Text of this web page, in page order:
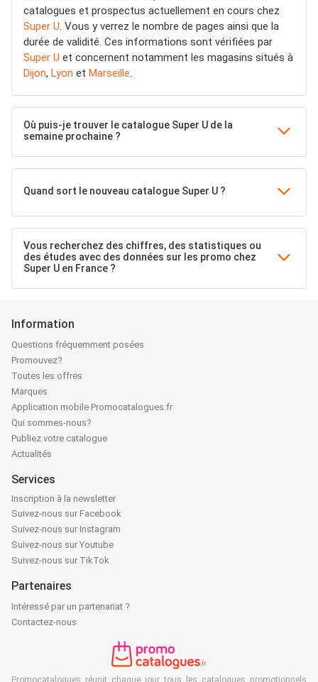
catalogues et prospectus actuellement en cours chez
Super U . Vous y verrez le nombre de pages ainsi que la
durée de validité. Ces informations sont vérifiées par
Super U et concernent notamment les magasins situés à
Dijon, Lyon et Marseille
Où puis-je trouver le catalogue Super U de la
semaine prochaine ?
Quand sort le nouveau catalogue Super U ?
Vous recherchez des chiffres, des statistiques ou
des études avec des données sur les promo chez
Super U en France ?
Information
Questions fréquemment posées
Promouvez?
Toutes les offres
Marques
Application mobile Promocatalogues.fr
Qui sommes-nous?
Publiez votre catalogue
Actualités
Services
Inscription à la newsletter
Suivez-nous sur Facebook
Suivez-nous sur Instagram
Suivez-nous sur Youtube
Suivez-nous sur TikTok
Partenaires
Intéressé par un partenariat ?
Contactez-nous
Promocatalogues réunit chaque jour tous les catalogues promotionnels